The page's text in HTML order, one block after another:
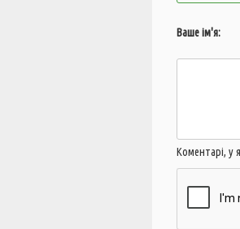
Ваше ім'я:
Коментарі, у